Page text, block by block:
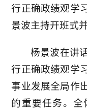
行正确政绩观学
景波主持开班式
杨景波在讲
行正确政绩观学
事业发展全局作
的重要任务。全